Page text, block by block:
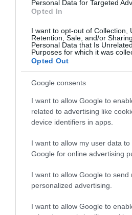
Personal Data for Targeted
Opted In
I want to opt-out of Collection,
Retention, Sale, and/or
Personal Data that Is
Purposes for which it was
Opted Out
Google consents
I want to allow Google to
related to advertising like
device identifiers in apps.
I want to allow my user data
Google for online advertising
I want to allow Google to send
personalized advertising.
I want to allow Google to
Senso del sacro, fiuto del
Spagna tornata